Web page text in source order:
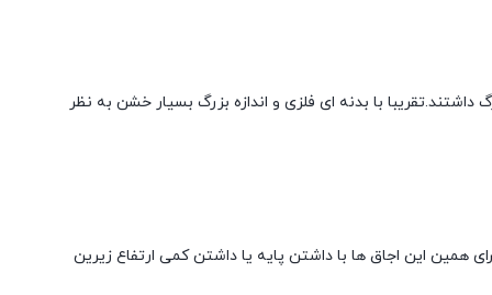
با بدنه ای فلزی و اندازه بزرگ بسیار خشن به نظر
همین این اجاق ها با داشتن پایه یا داشتن کمی ارتفاع زیرین